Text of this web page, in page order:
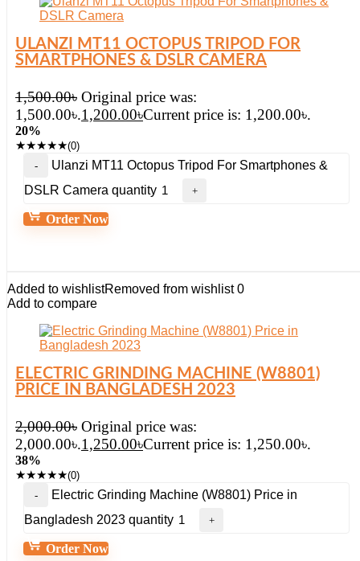
ULANZI MT11 OCTOPUS TRIPOD FOR
SMARTPHONES & DSLR CAMERA
1,500.00৳ Original price was:
1,500.00৳.1,200.00৳Current price is: 1,200.00৳.
20%
★★★★★(0)
Ulanzi MT11 Octopus Tripod For Smartphones &
DSLR Camera quantity
Order Now
Added to wishlistRemoved from wishlist 0
Add to compare
ELECTRIC GRINDING MACHINE (W8801)
PRICE IN BANGLADESH 2023
2,000.00৳ Original price was:
2,000.00৳.1,250.00৳Current price is: 1,250.00৳.
38%
★★★★★(0)
Electric Grinding Machine (W8801) Price in
Bangladesh 2023 quantity
Order Now